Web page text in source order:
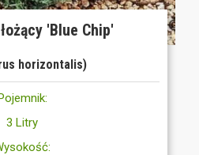
'Blue Chip'
horizontalis)
3 Litry